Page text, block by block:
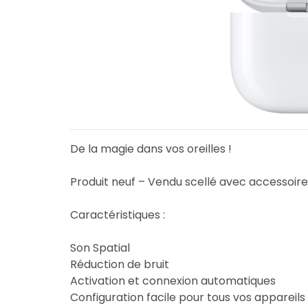
De la magie dans vos oreilles !
Produit neuf – Vendu scellé avec
Caractéristiques :
Son Spatial
Réduction de bruit
Activation et connexion automatiques
Configuration facile pour tous vos